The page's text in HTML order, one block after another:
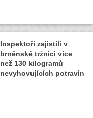
Inspektoři zajistili v
brněnské tržnici více
než 130 kilogramů
nevyhovujících potravin